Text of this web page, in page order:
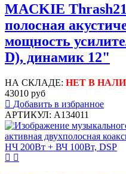
MACKIE
полосная
мощность
D), динамик 12"
НА СКЛАДЕ: НЕТ В
43010 руб
Добавить в избранное
АРТИКУЛ: A134011